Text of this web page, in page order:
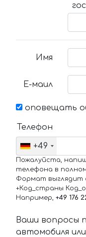
Имя
Е-маил
оповещать
Телефон
+49
Пожалуйста,
телефона в
Формат выглядит
+Код_страны
Например, +49 176
Ваши вопросы
автомобиля